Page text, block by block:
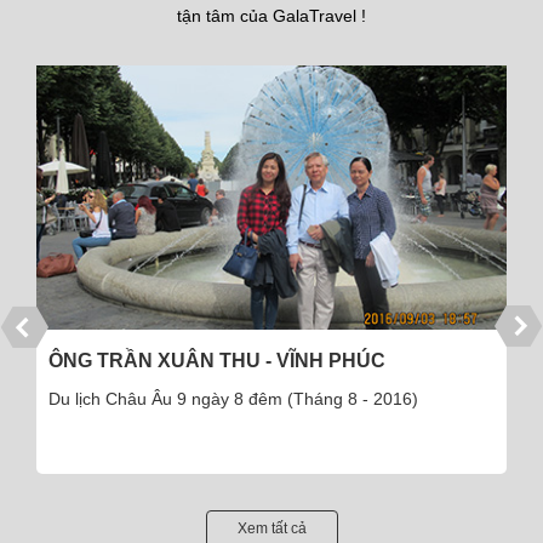
tận tâm của GalaTravel !
CÔNG TY CỔ PHẦN DƯỢC PHẨM THÁI MINH
Du lịch đảo Cô Tô 3 ngày 2 đêm - 110 khách (Tháng 5 -
Xem tất cả